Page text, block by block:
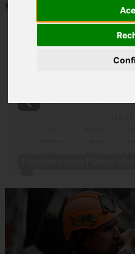
Mostrando 25 - 48 de 2800 artículos
❮